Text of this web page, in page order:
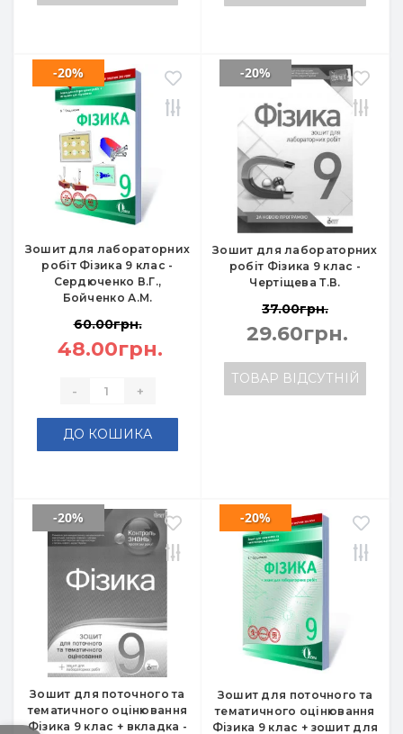
Зошит для лабораторних
робіт Фізика 9 клас -
Сердюченко В.Г.,
Бойченко А.М.
-20%
60.00грн.
48.00грн.
- +
ДО КОШИКА
Зошит для лабораторних
робіт Фізика 9 клас -
Чертіщева Т.В.
-20%
37.00грн.
29.60грн.
ТОВАР ВІДСУТНІЙ
Зошит для поточного та
тематичного оцінювання
Фізика 9 клас + вкладка -
-20%
Зошит для поточного та
тематичного оцінювання
Фізика 9 клас + зошит для
-20%